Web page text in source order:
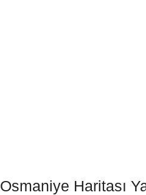
Osmaniye Haritası